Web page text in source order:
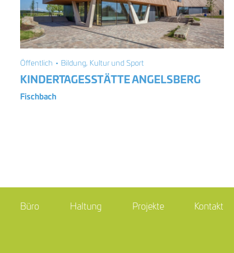
Öffentlich • Bildung, Kultur und Sport
KINDERTAGESSTÄTTE ANGELSBERG
Fischbach
Büro Haltung Projekte Kontakt